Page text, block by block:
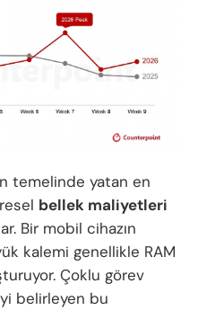
temelinde yatan en
bellek maliyetleri
Bir mobil cihazın
kalemi genellikle RAM
Çoklu görev
belirleyen bu